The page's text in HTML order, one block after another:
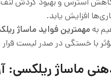
افزایش یابد.
به مهمترین فواید ماساژ
با خستگی در صدر لیست قرار
ماساژ ریلکسی: